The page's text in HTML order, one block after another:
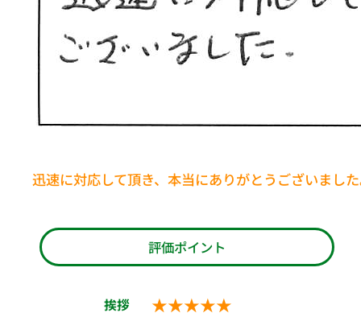
迅速に対応して頂き、本当にありがとうございまし
評価ポイント
挨拶 ★★★★★